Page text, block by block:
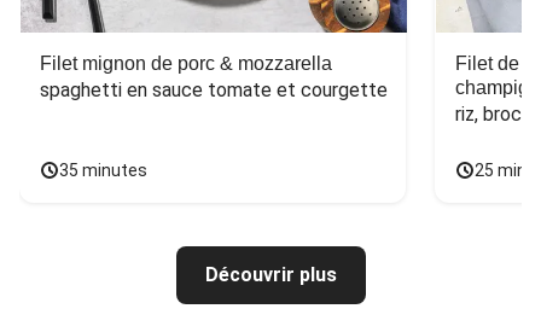
Filet mignon de porc & mozzarella
spaghetti en sauce tomate et courgette
35 minutes
Filet de
riz,
25
Découvrir plus